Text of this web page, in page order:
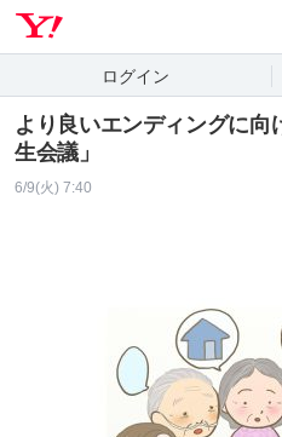
ログイン
より良いエンディングに
生会議」
6/9(火) 7:40